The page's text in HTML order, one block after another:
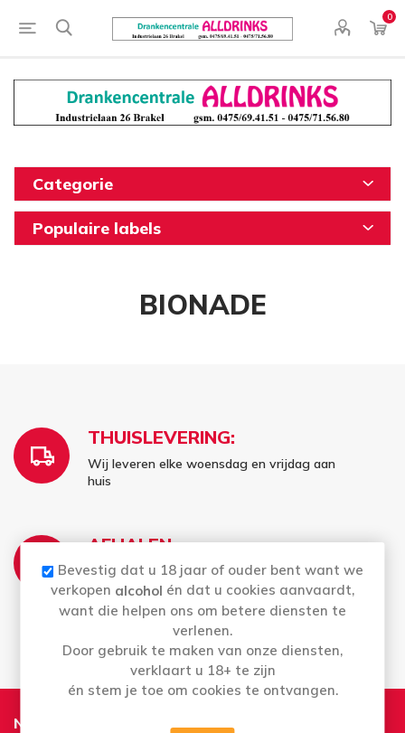
0
Categorie
Populaire labels
BIONADE
THUISLEVERING:
Wij leveren elke woensdag en vrijdag aan
huis
AFHALEN:
Di t.e.m. Za: Uw bestelling staat 2 uur later al
voor u klaar
Bestellingen op zondag en maandag kan u
vanaf dinsdag afhalen
Nieuwsbrief
Bevestig dat u 18 jaar of ouder bent want we
verkopen alcohol én dat u cookies aanvaardt,
want die helpen ons om betere diensten te
verlenen.
Door gebruik te maken van onze diensten,
verklaart u 18+ te zijn
én stem je toe om cookies te ontvangen.